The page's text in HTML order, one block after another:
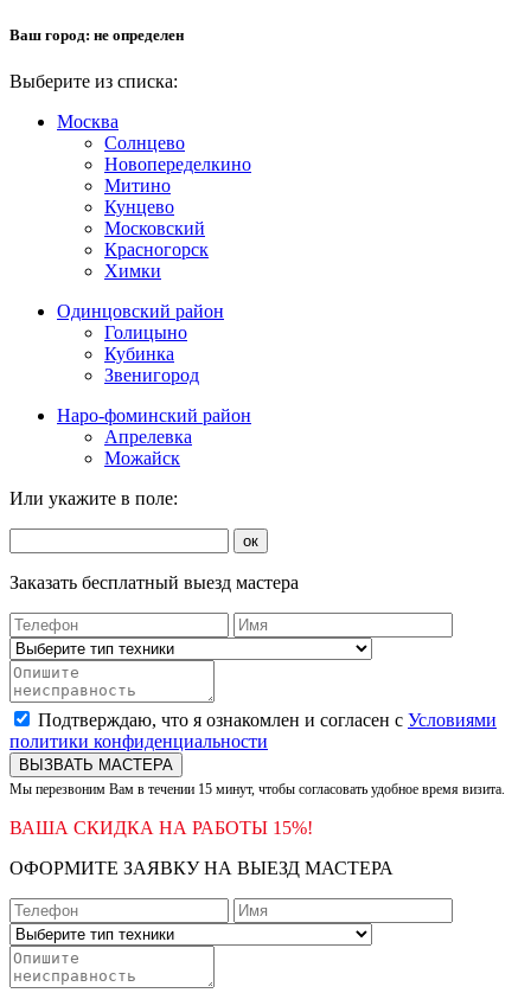
Ваш город: не определен
Выберите из списка:
Москва
Солнцево
Новопеределкино
Митино
Кунцево
Московский
Красногорск
Химки
Одинцовский район
Голицыно
Кубинка
Звенигород
Наро-фоминский район
Апрелевка
Можайск
Или укажите в поле:
ок
Заказать бесплатный выезд мастера
Подтверждаю, что я ознакомлен и согласен с Условиями
политики конфиденциальности
ВЫЗВАТЬ МАСТЕРА
Мы перезвоним Вам в течении 15 минут, чтобы согласовать удобное время визита.
ВАША СКИДКА НА РАБОТЫ 15%!
ОФОРМИТЕ ЗАЯВКУ НА ВЫЕЗД МАСТЕРА